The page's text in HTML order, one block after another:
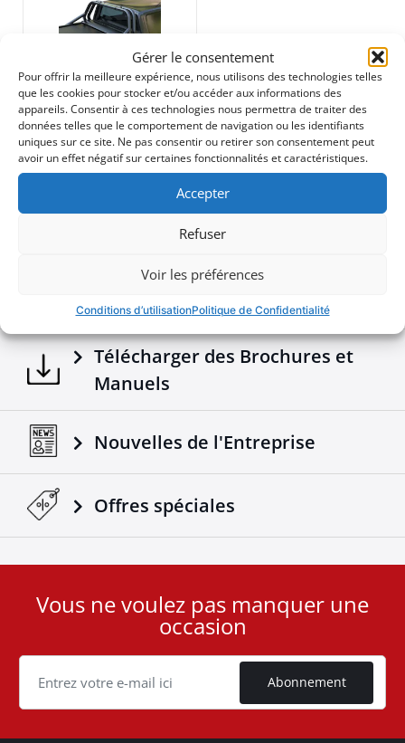
Gérer le consentement
Pour offrir la meilleure expérience, nous utilisons des technologies telles
que les cookies pour stocker et/ou accéder aux informations des
appareils. Consentir à ces technologies nous permettra de traiter des
données telles que le comportement de navigation ou les identifiants
uniques sur ce site. Ne pas consentir ou retirer son consentement peut
avoir un effet négatif sur certaines fonctionnalités et caractéristiques.
Accepter
Refuser
Voir les préférences
Conditions d’utilisationPolitique de Confidentialité
résistance et une durabilité inégalées dans des
conditions de forte contrainte.
Compatibilité avec les Phares Antibrouillard :
Équipé d’une plaque personnalisée en acier
inoxydable, prête à accueillir un éclairage
supplémentaire, assurant une visibilité renforcée lors
de chaque aventure.
•Sécurité Renforcée :Conçu pour protéger votre
cabine en cas de retournement, ce roll bar offre une
sécurité fiable tout en ajoutant du style.
Ajoutez une pièce exceptionnelle à votre équipement
reconnue pour ses accessoires 4x4 premium, durables
et robustes.
Transformez votre camion avec le roll bar sportif de
Tessera4x4 – une déclaration de force, de sécurité et
de sophistication pour votre 4x4.
Téléchargements
Brochures - Tessera4x4 2026 e-brochure
Télécharger des Brochures et
Manuels
Nouvelles de l'Entreprise
Offres spéciales
User
Cookie
Vous ne voulez pas manquer une
occasion
Abonnement